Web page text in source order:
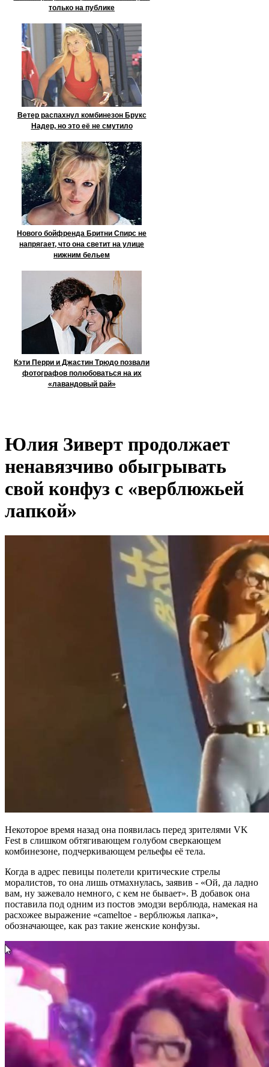
только на публике
Ветер распахнул комбинезон Брукс
Надер, но это её не смутило
Нового бойфренда Бритни Спирс не
напрягает, что она светит на улице
нижним бельем
Кэти Перри и Джастин Трюдо позвали
фотографов полюбоваться на их
«лавандовый рай»
Юлия Зиверт продолжает
ненавязчиво обыгрывать
свой конфуз с «верблюжьей
лапкой»
Некоторое время назад она появилась перед зрителями VK
Fest в слишком обтягивающем голубом сверкающем
комбинезоне, подчеркивающем рельефы её тела.
Когда в адрес певицы полетели критические стрелы
моралистов, то она лишь отмахнулась, заявив - «Ой, да ладно
вам, ну зажевало немного, с кем не бывает». В добавок она
поставила под одним из постов эмодзи верблюда, намекая на
расхожее выражение «сameltoe - верблюжья лапка»,
обозначающее, как раз такие женские конфузы.